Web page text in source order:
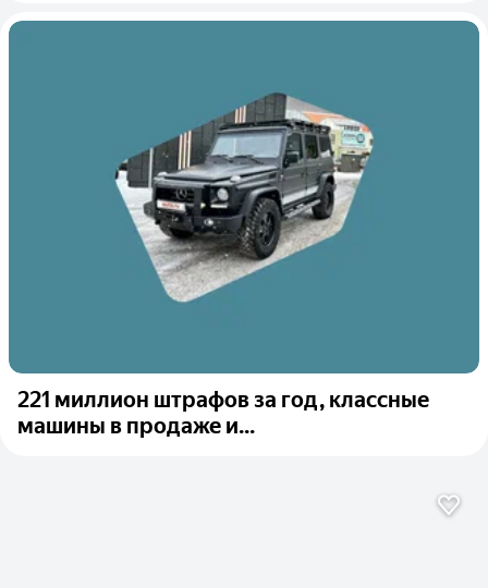
221 миллион штрафов за год, классные
машины в продаже и...